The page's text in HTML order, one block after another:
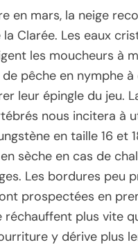
en mars, la neige
la Clarée. Les eaux
les moucheurs à
pêche en nymphe
leur épingle du jeu.
nous incitera à
en taille 16 et
sèche en cas de
Les bordures peu
prospectées en
réchauffent plus vite
y dérive plus